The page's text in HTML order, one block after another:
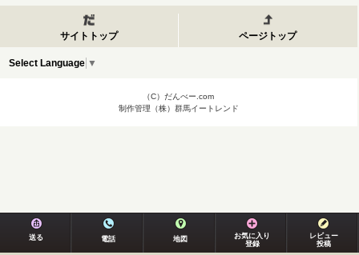
サイトトップ ページトップ
Select Language ▼
（C）だんべー.com
制作管理（株）群馬イートレンド
送る 電話 地図
お気に入り
登録
レビュー
投稿